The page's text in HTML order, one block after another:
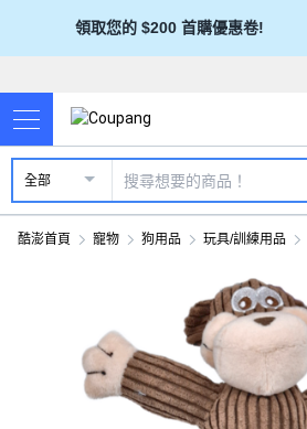
領取您的 $200 首購優惠卷!
全部
酷澎首頁 寵物 狗用品 玩具/訓練用品